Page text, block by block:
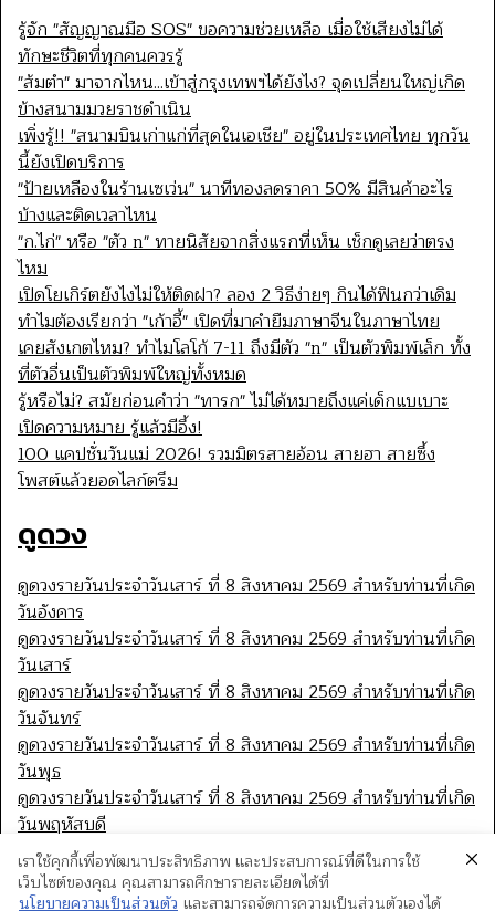
รู้จัก "สัญญาณมือ SOS" ขอความช่วยเหลือ เมื่อใช้เสียงไม่ได้
ทักษะชีวิตที่ทุกคนควรรู้
"ส้มตำ" มาจากไหน...เข้าสู่กรุงเทพฯได้ยังไง? จุดเปลี่ยนใหญ่เกิด
ข้างสนามมวยราชดำเนิน
เพิ่งรู้!! "สนามบินเก่าแก่ที่สุดในเอเชีย" อยู่ในประเทศไทย ทุกวัน
นี้ยังเปิดบริการ
"ป้ายเหลืองในร้านเซเว่น" นาทีทองลดราคา 50% มีสินค้าอะไร
บ้างและติดเวลาไหน
"ก.ไก่" หรือ "ตัว n" ทายนิสัยจากสิ่งแรกที่เห็น เช็กดูเลยว่าตรง
ไหม
เปิดโยเกิร์ตยังไงไม่ให้ติดฝา? ลอง 2 วิธีง่ายๆ กินได้ฟินกว่าเดิม
ทำไมต้องเรียกว่า "เก้าอี้" เปิดที่มาคำยืมภาษาจีนในภาษาไทย
เคยสังเกตไหม? ทำไมโลโก้ 7-11 ถึงมีตัว "n" เป็นตัวพิมพ์เล็ก ทั้ง
ที่ตัวอื่นเป็นตัวพิมพ์ใหญ่ทั้งหมด
รู้หรือไม่? สมัยก่อนคำว่า "ทารก" ไม่ได้หมายถึงแค่เด็กแบเบาะ
เปิดความหมาย รู้แล้วมีอึ้ง!
100 แคปชั่นวันแม่ 2026! รวมมิตรสายอ้อน สายฮา สายซึ้ง
โพสต์แล้วยอดไลก์ตรึม
ดูดวง
ดูดวงรายวันประจำวันเสาร์ ที่ 8 สิงหาคม 2569 สำหรับท่านที่เกิด
วันอังคาร
ดูดวงรายวันประจำวันเสาร์ ที่ 8 สิงหาคม 2569 สำหรับท่านที่เกิด
วันเสาร์
ดูดวงรายวันประจำวันเสาร์ ที่ 8 สิงหาคม 2569 สำหรับท่านที่เกิด
วันจันทร์
ดูดวงรายวันประจำวันเสาร์ ที่ 8 สิงหาคม 2569 สำหรับท่านที่เกิด
วันพุธ
ดูดวงรายวันประจำวันเสาร์ ที่ 8 สิงหาคม 2569 สำหรับท่านที่เกิด
วันพฤหัสบดี
เราใช้คุกกี้เพื่อพัฒนาประสิทธิภาพ และประสบการณ์ที่ดีในการใช้
เว็บไซต์ของคุณ คุณสามารถศึกษารายละเอียดได้ที่
นโยบายความเป็นส่วนตัว และสามารถจัดการความเป็นส่วนตัวเองได้